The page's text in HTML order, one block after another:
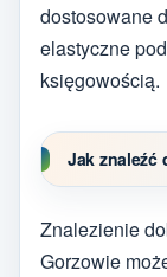
dostosowane
elastyczne
księgowością.
Jak znaleźć
Znalezienie
Gorzowie